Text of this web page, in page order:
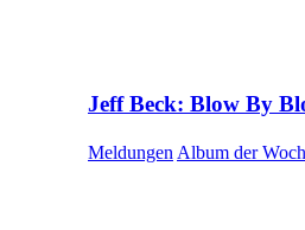
Jeff Beck: Blow By
Meldungen Album der